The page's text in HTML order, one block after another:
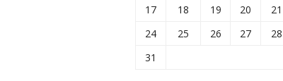
17
18 19 20 21
24
25 26 27 28
31